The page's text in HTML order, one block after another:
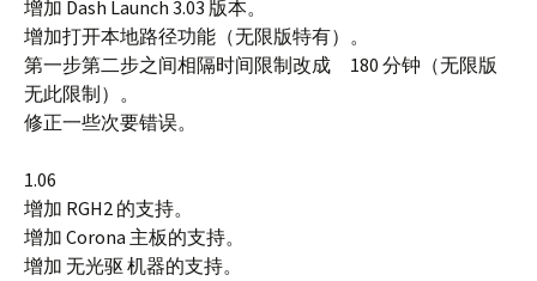
增加 Dash Launch 3.03 版本。
增加打开本地路径功能（无限版特有）。
第一步第二步之间相隔时间限制改成 180 分钟（无限版
无此限制）。
修正一些次要错误。
1.06
增加 RGH2 的支持。
增加 Corona 主板的支持。
增加 无光驱 机器的支持。